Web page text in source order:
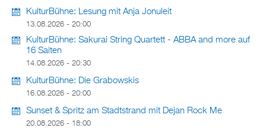
KulturBühne: Lesung mit Anja Jonuleit
13.08.2026 - 20:00
KulturBühne: Sakurai String Quartett - ABBA and more auf
16 Saiten
14.08.2026 - 20:30
KulturBühne: Die Grabowskis
16.08.2026 - 20:00
Sunset & Spritz am Stadtstrand mit Dejan Rock Me
20.08.2026 - 18:00